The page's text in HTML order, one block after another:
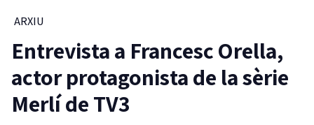
ARXIU
Entrevista a Francesc Orella,
actor protagonista de la sèrie
Merlí de TV3